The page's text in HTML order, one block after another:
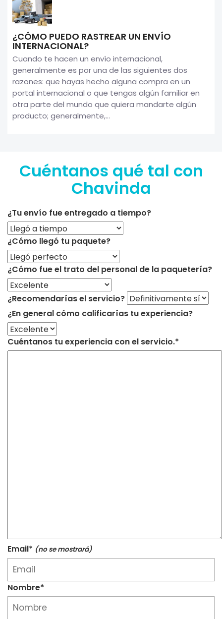
¿CÓMO PUEDO RASTREAR UN ENVÍO
INTERNACIONAL?
Cuando te hacen un envío internacional,
generalmente es por una de las siguientes dos
razones: que hayas hecho alguna compra en un
portal internacional o que tengas algún familiar en
otra parte del mundo que quiera mandarte algún
producto; generalmente,...
Cuéntanos qué tal con
Chavinda
¿Tu envío fue entregado a tiempo?
¿Cómo llegó tu paquete?
¿Cómo fue el trato del personal de la paquetería?
¿Recomendarías el servicio?
¿En general cómo calificarías tu experiencia?
Cuéntanos tu experiencia con el servicio.*
Email* (no se mostrará)
Nombre*